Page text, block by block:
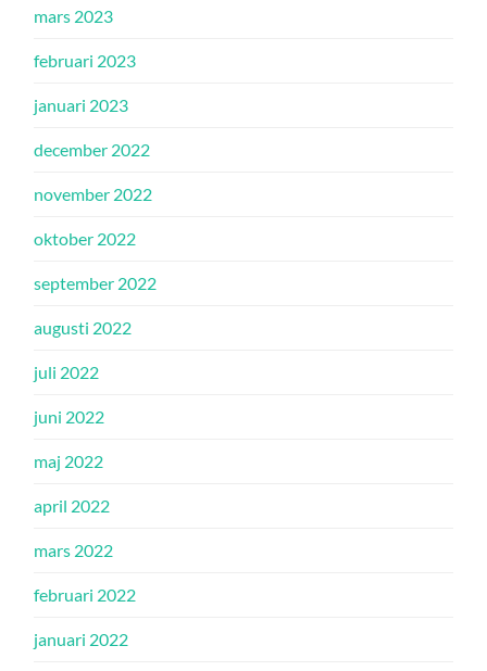
mars 2023
februari 2023
januari 2023
december 2022
november 2022
oktober 2022
september 2022
augusti 2022
juli 2022
juni 2022
maj 2022
april 2022
mars 2022
februari 2022
januari 2022